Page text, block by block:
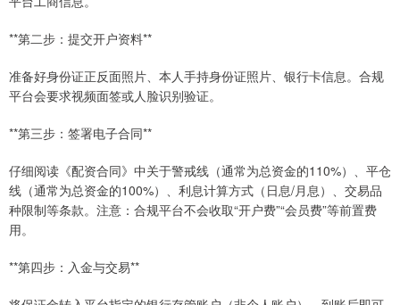
**第二步：提交开户资料**
准备好身份证正反面照片、本人手持身份证照片、银行卡信息。合规
平台会要求视频面签或人脸识别验证。
**第三步：签署电子合同**
仔细阅读《配资合同》中关于警戒线（通常为总资金的110%）、平仓
线（通常为总资金的100%）、利息计算方式（日息/月息）、交易品
种限制等条款。注意：合规平台不会收取“开户费”“会员费”等前置费
用。
**第四步：入金与交易**